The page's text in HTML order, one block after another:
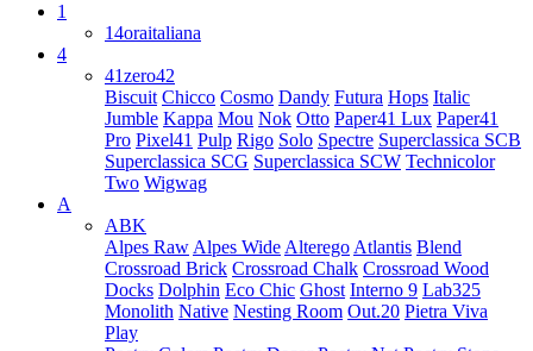
1
14oraitaliana
4
41zero42
Biscuit Chicco Cosmo Dandy Futura Hops Italic
Jumble Kappa Mou Nok Otto Paper41 Lux Paper41
Pro Pixel41 Pulp Rigo Solo Spectre Superclassica SCB
Superclassica SCG Superclassica SCW Technicolor
Two Wigwag
A
ABK
Alpes Raw Alpes Wide Alterego Atlantis Blend
Crossroad Brick Crossroad Chalk Crossroad Wood
Docks Dolphin Eco Chic Ghost Interno 9 Lab325
Monolith Native Nesting Room Out.20 Pietra Viva
Play